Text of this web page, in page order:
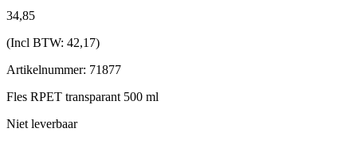
34,85
(Incl BTW: 42,17)
Artikelnummer: 71877
Fles RPET transparant 500 ml
Niet leverbaar